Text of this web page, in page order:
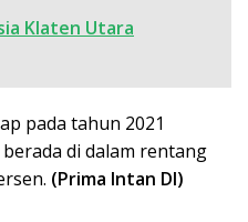
Klaten Utara
pada tahun 2021
di dalam rentang
(Prima Intan DI)